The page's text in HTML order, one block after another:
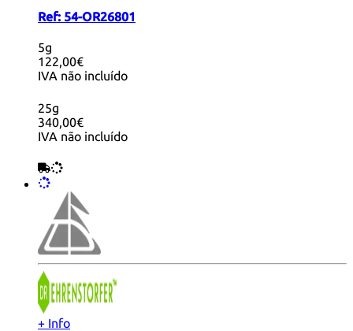
Ref: 54-OR26801
5g
122,00€
IVA não incluído
25g
340,00€
IVA não incluído
+ Info